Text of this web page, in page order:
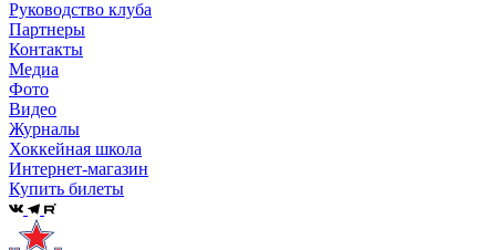
Руководство клуба
Партнеры
Контакты
Медиа
Фото
Видео
Журналы
Хоккейная школа
Интернет-магазин
Купить билеты